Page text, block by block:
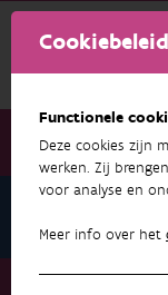
Cookiebeleid
Functionele
Deze cookies zijn
werken. Zij
voor analyse en
Meer info over het
Nieuwsbrief